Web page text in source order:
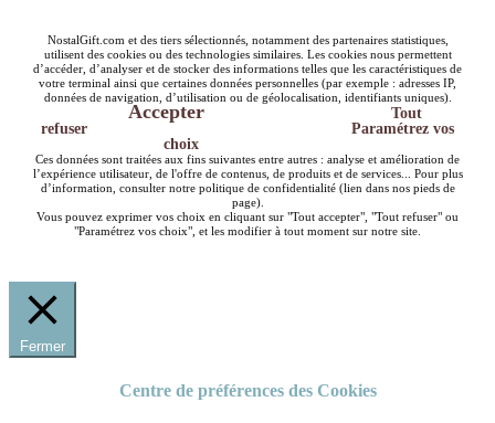
NostalGift.com et des tiers sélectionnés, notamment des partenaires statistiques,
utilisent des cookies ou des technologies similaires. Les cookies nous permettent
d’accéder, d’analyser et de stocker des informations telles que les caractéristiques de
votre terminal ainsi que certaines données personnelles (par exemple : adresses IP,
données de navigation, d’utilisation ou de géolocalisation, identifiants uniques).
Accepter
Tout
refuser
Paramétrez vos
choix
Ces données sont traitées aux fins suivantes entre autres : analyse et amélioration de
l’expérience utilisateur, de l'offre de contenus, de produits et de services... Pour plus
d’information, consulter notre politique de confidentialité (lien dans nos pieds de
page).
Vous pouvez exprimer vos choix en cliquant sur "Tout accepter", "Tout refuser" ou
"Paramétrez vos choix", et les modifier à tout moment sur notre site.
Fermer
Centre de préférences des Cookies